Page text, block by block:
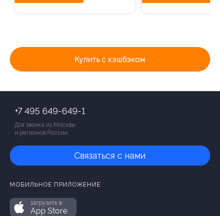
Купить с кэшбэком
+7 495 649-649-1
Для звонка из Москвы
и регионов России
Связаться с нами
МОБИЛЬНОЕ ПРИЛОЖЕНИЕ
загрузить в
App Store